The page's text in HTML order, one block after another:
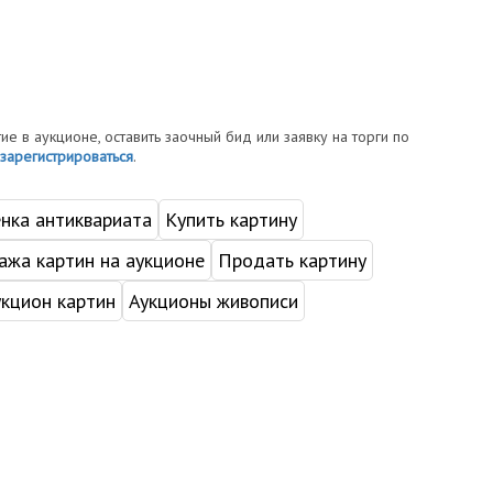
в аукционе, оставить заочный бид или заявку на торги по
зарегистрироваться.
антиквариата
Купить картину
картин на аукционе
Продать картину
картин Аукционы живописи